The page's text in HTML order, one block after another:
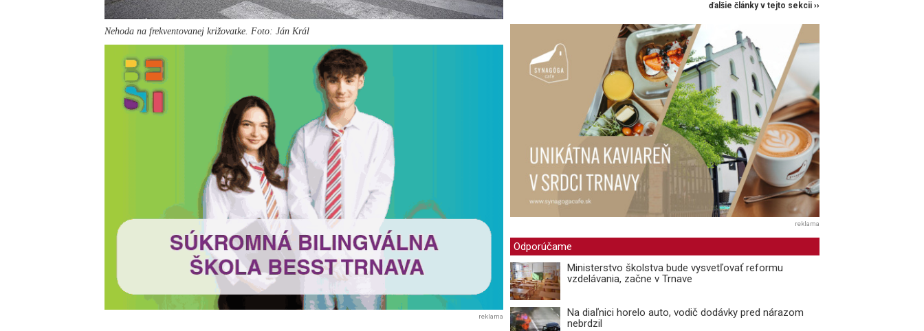
Nehoda na frekventovanej križovatke. Foto: Ján Král
reklama
ďalšie články v tejto sekcii ››
reklama
Odporúčame
Ministerstvo školstva bude vysvetľovať reformu
vzdelávania, začne v Trnave
Na diaľnici horelo auto, vodič dodávky pred nárazom
nebrdzil